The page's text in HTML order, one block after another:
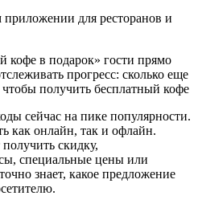
кофе в подарок» гости прямо
прогресс: сколько еще
чтобы получить бесплатный кофе
сейчас на пике популярности.
как онлайн, так и офлайн.
скидку,
специальные цены или
знает, какое предложение